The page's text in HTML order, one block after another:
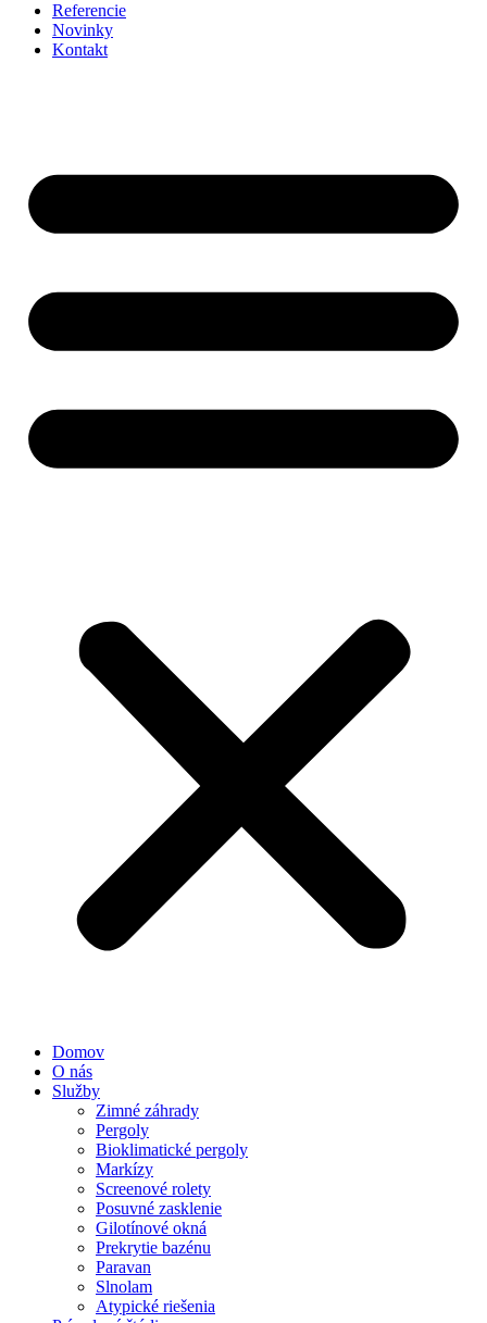
Referencie
Novinky
Kontakt
Domov
O nás
Služby
Zimné záhrady
Pergoly
Bioklimatické pergoly
Markízy
Screenové rolety
Posuvné zasklenie
Gilotínové okná
Prekrytie bazénu
Paravan
Slnolam
Atypické riešenia